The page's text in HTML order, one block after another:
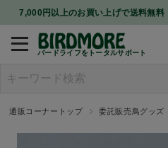
7,000円以上のお買い上げで送料無
バードライフをトータルサポート
通販コーナートップ 委託販売鳥グッズ